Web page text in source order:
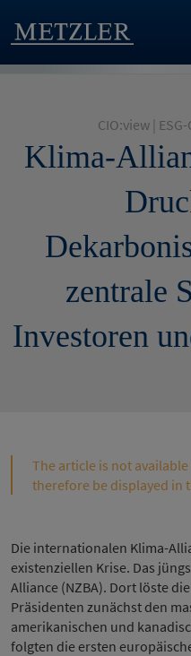
CIO:view |
Klima-
zentrale
Investoren
The article is not
therefore be displayed in
Die internationalen Klima-
existenziellen Krise. Das
Alliance (NZBA). Dort löste
Präsidenten zunächst den
amerikanischen und
folgten die ersten